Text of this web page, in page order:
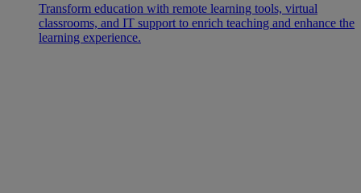
Transform education with remote learning tools, virtual
classrooms, and IT support to enrich teaching and enhance the
learning experience.